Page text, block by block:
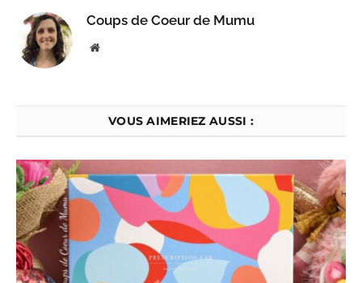
Coups de Coeur de Mumu
Website
VOUS AIMERIEZ AUSSI :